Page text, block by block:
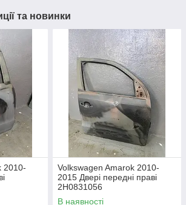
та новинки
2010-
Volkswagen Amarok 2010-
2015 Двері передні праві
2H0831056
В наявності